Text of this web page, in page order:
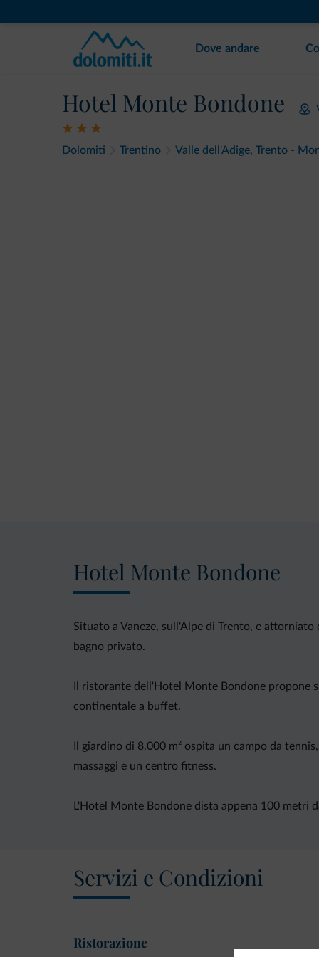
Dove andare
Hotel Monte Bondone
Dolomiti Trentino Valle dell'Adige, Trento -
Hotel Monte Bondone
Situato a Vaneze, sull'Alpe di Trento, e
bagno privato.
Il ristorante dell'Hotel Monte Bondone propone
continentale a buffet.
Il giardino di 8.000 m² ospita un campo da
massaggi e un centro fitness.
L'Hotel Monte Bondone dista appena 100 metri
Servizi e Condizioni
Ristorazione